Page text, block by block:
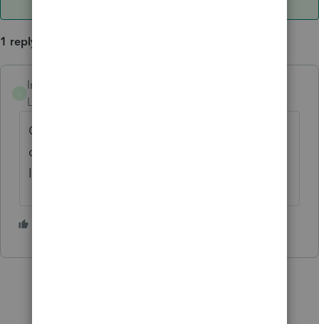
1 reply
lmorin0211
Level 3
Changez le montant de 36$ à 37$ pour la
déclaration annuelle des entreprises et
l'impôt sera accepté.